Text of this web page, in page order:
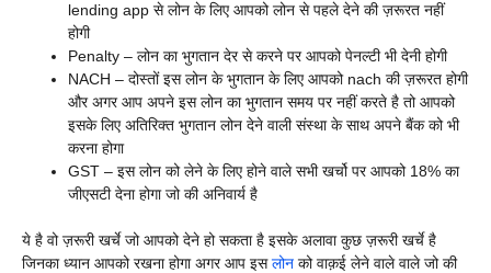
lending app से लोन के लिए आपको लोन से पहले देने की ज़रूरत नहीं
होगी
Penalty – लोन का भुगतान देर से करने पर आपको पेनल्टी भी देनी होगी
NACH – दोस्तों इस लोन के भुगतान के लिए आपको nach की ज़रूरत होगी
और अगर आप अपने इस लोन का भुगतान समय पर नहीं करते है तो आपको
इसके लिए अतिरिक्त भुगतान लोन देने वाली संस्था के साथ अपने बैंक को भी
करना होगा
GST – इस लोन को लेने के लिए होने वाले सभी खर्चो पर आपको 18% का
जीएसटी देना होगा जो की अनिवार्य है
ये है वो ज़रूरी खर्चे जो आपको देने हो सकता है इसके अलावा कुछ ज़रूरी खर्चे है
जिनका ध्यान आपको रखना होगा अगर आप इसलोन को वाक़ई लेने वाले वाले जो की